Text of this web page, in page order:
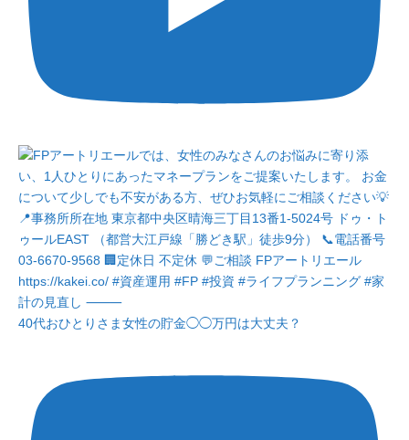
40代おひとりさま女性の貯金◯◯万円は大丈夫？